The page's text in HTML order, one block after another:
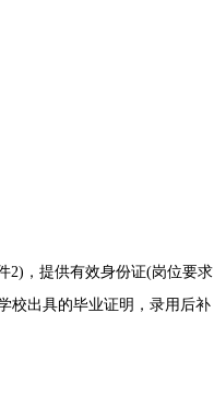
，提供有效身份证(岗位要求
校出具的毕业证明，录用后补